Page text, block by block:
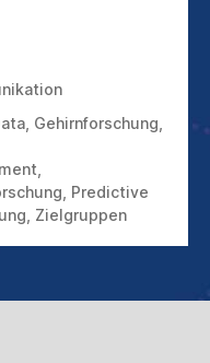
Gehirnforschung
Predictive
Zielgruppen